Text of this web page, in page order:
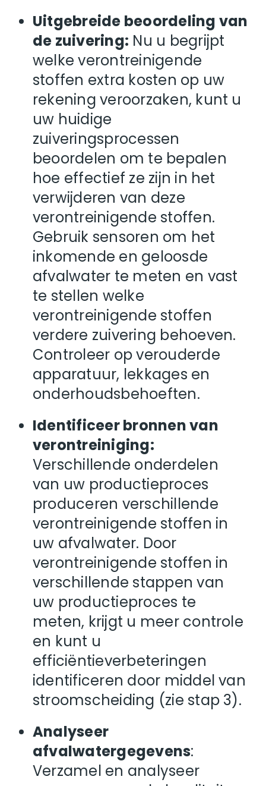
Uitgebreide beoordeling van
de zuivering: Nu u begrijpt
welke verontreinigende
stoffen extra kosten op uw
rekening veroorzaken, kunt u
uw huidige
zuiveringsprocessen
beoordelen om te bepalen
hoe effectief ze zijn in het
verwijderen van deze
verontreinigende stoffen.
Gebruik sensoren om het
inkomende en geloosde
afvalwater te meten en vast
te stellen welke
verontreinigende stoffen
verdere zuivering behoeven.
Controleer op verouderde
apparatuur, lekkages en
onderhoudsbehoeften.
Identificeer bronnen van
verontreiniging:
Verschillende onderdelen
van uw productieproces
produceren verschillende
verontreinigende stoffen in
uw afvalwater. Door
verontreinigende stoffen in
verschillende stappen van
uw productieproces te
meten, krijgt u meer controle
en kunt u
efficiëntieverbeteringen
identificeren door middel van
stroomscheiding (zie stap 3).
Analyseer
afvalwatergegevens:
Verzamel en analyseer